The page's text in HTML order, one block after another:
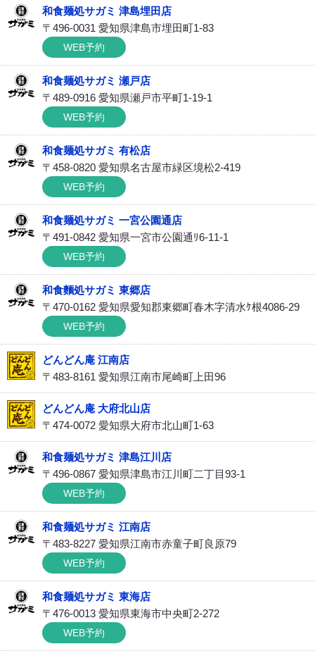
和食麺処サガミ 津島埋田店
〒496-0031 愛知県津島市埋田町1-83
WEB予約
和食麺処サガミ 瀬戸店
〒489-0916 愛知県瀬戸市平町1-19-1
WEB予約
和食麺処サガミ 有松店
〒458-0820 愛知県名古屋市緑区境松2-419
WEB予約
和食麺処サガミ 一宮公園通店
〒491-0842 愛知県一宮市公園通ﾘ6-11-1
WEB予約
和食麵処サガミ 東郷店
〒470-0162 愛知県愛知郡東郷町春木字清水ｹ根4086-29
WEB予約
どんどん庵 江南店
〒483-8161 愛知県江南市尾崎町上田96
どんどん庵 大府北山店
〒474-0072 愛知県大府市北山町1-63
和食麺処サガミ 津島江川店
〒496-0867 愛知県津島市江川町二丁目93-1
WEB予約
和食麺処サガミ 江南店
〒483-8227 愛知県江南市赤童子町良原79
WEB予約
和食麺処サガミ 東海店
〒476-0013 愛知県東海市中央町2-272
WEB予約